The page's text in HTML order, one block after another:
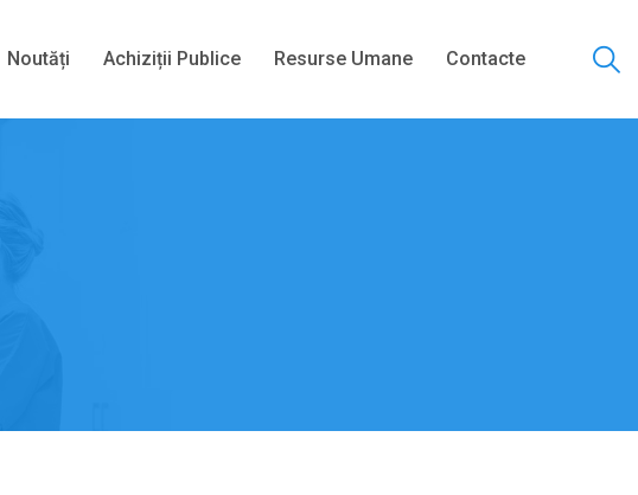
Noutăți Achiziții Publice Resurse Umane Contacte